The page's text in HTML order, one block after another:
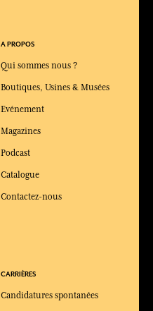
A PROPOS
Qui sommes nous ?
Boutiques, Usines & Musées
Evénement
Magazines
Podcast
Catalogue
Contactez-nous
CARRIÈRES
Candidatures spontanées